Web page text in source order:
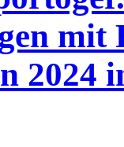
mit
2024